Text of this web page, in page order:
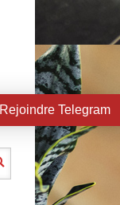
Rejoindre Telegram